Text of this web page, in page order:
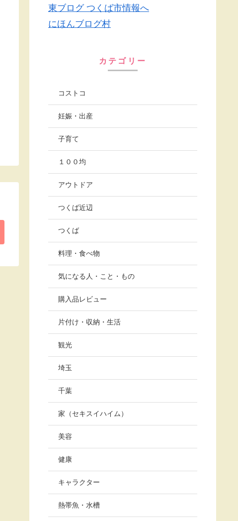
にほんブログ村
カテゴリー
コストコ
妊娠・出産
子育て
１００均
アウトドア
つくば近辺
つくば
料理・食べ物
気になる人・こと・もの
購入品レビュー
片付け・収納・生活
観光
埼玉
千葉
家（セキスイハイム）
美容
健康
キャラクター
熱帯魚・水槽